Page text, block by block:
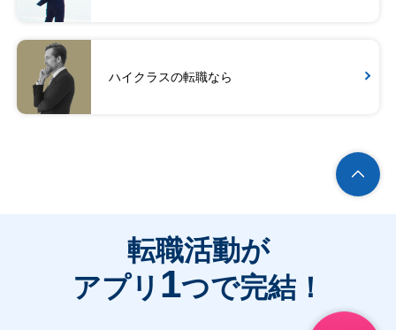
ハイクラスの転職なら
転職活動が
アプリ 1つで完結！